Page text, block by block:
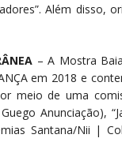
Além disso,
– A Mostra
em 2018 e
meio de uma
Anunciação),
Santana/Nii |